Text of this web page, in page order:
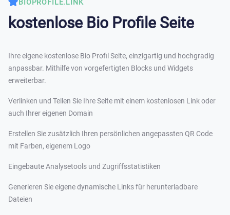
BIOPROFILE.LINK
kostenlose Bio Profile Seite
Ihre eigene kostenlose Bio Profil Seite, einzigartig und hochgradig
anpassbar. Mithilfe von vorgefertigten Blocks und Widgets
erweiterbar.
Verlinken und Teilen Sie Ihre Seite mit einem kostenlosen Link oder
auch Ihrer eigenen Domain
Erstellen Sie zusätzlich Ihren persönlichen angepassten QR Code
mit Farben, eigenem Logo
Eingebaute Analysetools und Zugriffsstatistiken
Generieren Sie eigene dynamische Links für herunterladbare
Dateien